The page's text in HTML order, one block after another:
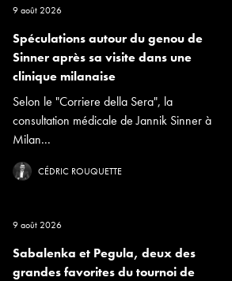
9 août 2026
Spéculations autour du genou de
Sinner après sa visite dans une
clinique milanaise
Selon le "Corriere della Sera", la
consultation médicale de Jannik Sinner à
Milan...
CÉDRIC ROUQUETTE
9 août 2026
Sabalenka et Pegula, deux des
grandes favorites du tournoi de